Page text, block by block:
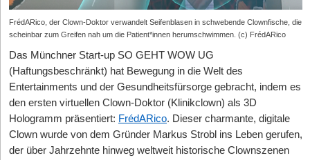
FrédARico, der Clown-Doktor verwandelt Seifenblasen in schwebende Clownfische, die
scheinbar zum Greifen nah um die Patient*innen herumschwimmen. (c) FrédARico
Das Münchner Start-up SO GEHT WOW UG
(Haftungsbeschränkt) hat Bewegung in die Welt des
Entertainments und der Gesundheitsfürsorge gebracht, indem es
den ersten virtuellen Clown-Doktor (Klinikclown) als 3D
Hologramm präsentiert: FrédARico. Dieser charmante, digitale
Clown wurde von dem Gründer Markus Strobl ins Leben gerufen,
der über Jahrzehnte hinweg weltweit historische Clownszenen